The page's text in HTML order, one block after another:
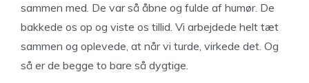
sammen med. De var så åbne og fulde af humør. De
bakkede os op og viste os tillid. Vi arbejdede helt tæt
sammen og oplevede, at når vi turde, virkede det. Og
så er de begge to bare så dygtige.